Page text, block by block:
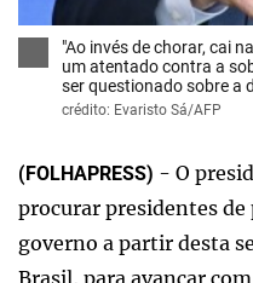
"Ao invés de chorar, cai
um atentado contra a
ser questionado sobre a
crédito: Evaristo Sá/AFP
(FOLHAPRESS) - O
procurar presidentes
governo a partir desta
Brasil, para avançar